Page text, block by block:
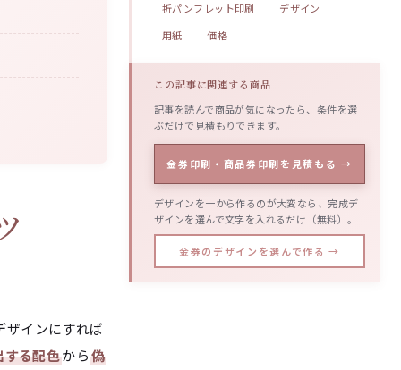
ザインにすれば
する配色から偽
折パンフレット印刷
デザイン
用紙
価格
この記事に関連する商品
記事を読んで商品が気になったら、条件を選
ぶだけで見積もりできます。
金券印刷・商品券印刷を見積もる →
デザインを一から作るのが大変なら、完成デ
ザインを選んで文字を入れるだけ（無料）。
金券のデザインを選んで作る →